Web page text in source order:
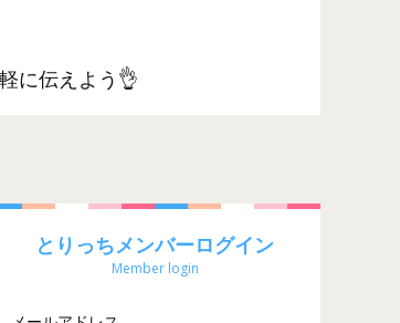
に伝えよう👌
とりっちメンバーログイン
Member login